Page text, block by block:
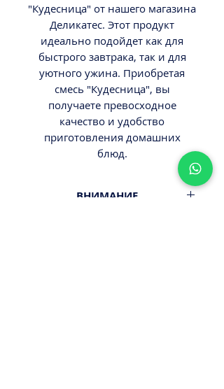
"Кудесница" от нашего магазина
Деликатес. Этот продукт
идеально подойдет как для
быстрого завтрака, так и для
уютного ужина. Приобретая
смесь "Кудесница", вы
получаете превосходное
качество и удобство
приготовления домашних
блюд.
ВНИМАНИЕ